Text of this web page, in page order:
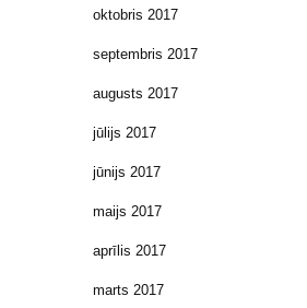
oktobris 2017
septembris 2017
augusts 2017
jūlijs 2017
jūnijs 2017
maijs 2017
aprīlis 2017
marts 2017